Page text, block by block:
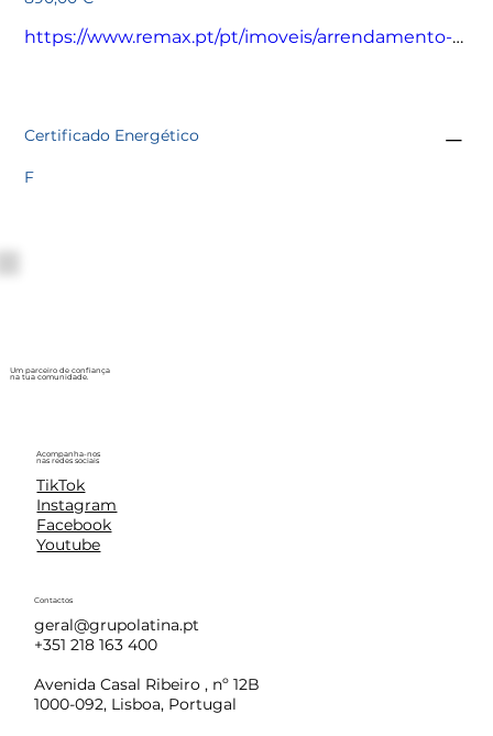
https://www.remax.pt/pt/imoveis/arrendamento-
Certificado Energético
F
Um parceiro de confiança
na tua comunidade.
Acompanha-nos
nas redes sociais
TikTok
Instagram
Facebook
Youtube
Contactos
geral@grupolatina.pt
+351 218 163 400
Avenida Casal Ribeiro , nº 12B
1000-092, Lisboa, Portugal